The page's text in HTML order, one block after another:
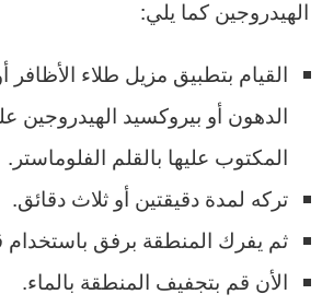
الهيدروجين كما يلي:
القيام بتطبيق مزيل طلاء الأظافر
الدهون أو بيروكسيد الهيدروجين
المكتوب عليها بالقلم الفلوماستر.
تركه لمدة دقيقتين أو ثلاث دقائق.
ثم يفرك المنطقة برفق
الأن قم بتجفيف المنطقة بالماء.